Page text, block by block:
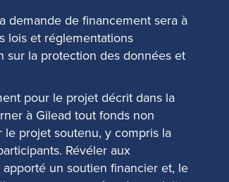
demande de financement sera à
lois et réglementations
sur la protection des données et
pour le projet décrit dans la
à Gilead tout fonds non
projet soutenu, y compris la
Révéler aux
un soutien financier et, le